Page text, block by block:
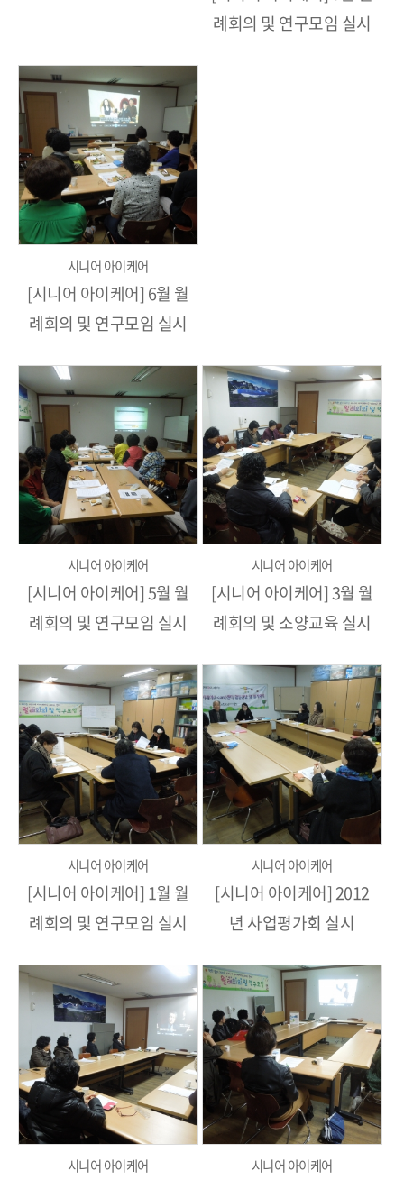
례회의 및 연구모임 실시
시니어 아이케어
[시니어 아이케어] 6월 월
례회의 및 연구모임 실시
시니어 아이케어
[시니어 아이케어] 5월 월
례회의 및 연구모임 실시
시니어 아이케어
[시니어 아이케어] 3월 월
례회의 및 소양교육 실시
시니어 아이케어
[시니어 아이케어] 1월 월
례회의 및 연구모임 실시
시니어 아이케어
[시니어 아이케어] 2012
년 사업평가회 실시
시니어 아이케어 시니어 아이케어